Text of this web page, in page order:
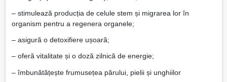
– stimulează producția de celule stem și migrarea lor în
organism pentru a regenera organele;
– asigură o detoxifiere ușoară;
– oferă vitalitate și o doză zilnică de energie;
– îmbunătățește frumusețea părului, pielii și unghiilor